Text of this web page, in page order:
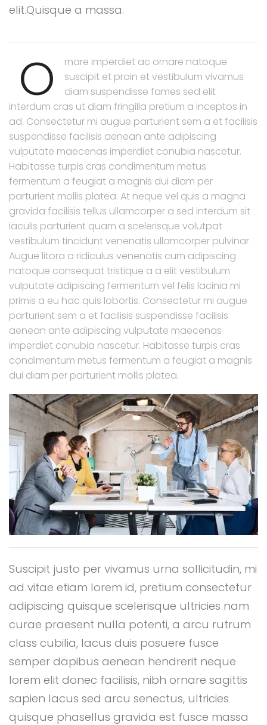
elit.Quisque a massa.
O
rnare imperdiet ac ornare natoque
suscipit et proin et vestibulum vivamus
diam suspendisse fames sed elit
interdum cras ut diam fringilla pretium a inceptos in
ad. Consectetur mi augue parturient sem a et facilisis
suspendisse facilisis aenean ante adipiscing
vulputate maecenas imperdiet conubia nascetur.
Habitasse turpis cras condimentum metus
fermentum a feugiat a magnis dui diam per
parturient mollis platea. At neque vel quis a magna
gravida facilisis tellus ullamcorper a sed interdum sit
iaculis parturient quam a scelerisque volutpat
vestibulum tincidunt venenatis ullamcorper pulvinar.
Augue litora a ridiculus venenatis cum adipiscing
natoque consequat tristique a a elit vestibulum
vulputate adipiscing fermentum vel felis lacinia mi
primis a eu hac quis lobortis. Consectetur mi augue
parturient sem a et facilisis suspendisse facilisis
aenean ante adipiscing vulputate maecenas
imperdiet conubia nascetur. Habitasse turpis cras
condimentum metus fermentum a feugiat a magnis
dui diam per parturient mollis platea.
Suscipit justo per vivamus urna sollicitudin, mi
ad vitae etiam lorem id, pretium consectetur
adipiscing quisque scelerisque ultricies nam
curae praesent nulla potenti, a arcu rutrum
class cubilia, lacus duis posuere fusce
semper dapibus aenean hendrerit neque
lorem elit donec facilisis, nibh ornare sagittis
sapien lacus sed arcu senectus, ultricies
quisque phasellus gravida est fusce massa